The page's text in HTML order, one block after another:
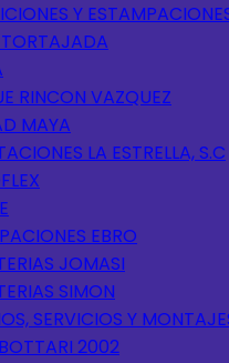
Y
RINCON VAZQUEZ
MAYA
LA ESTRELLA, S.C
EBRO
JOMASI
SIMON
SERVICIOS Y
2002